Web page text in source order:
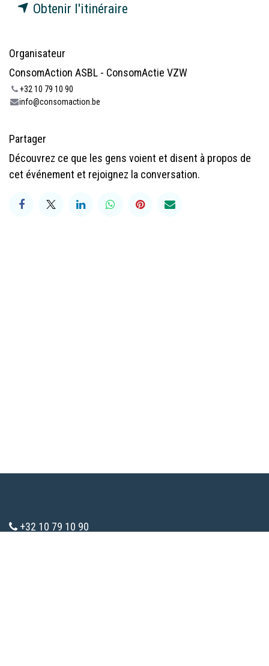
Obtenir l'itinéraire
Organisateur
ConsomAction ASBL - ConsomActie VZW
+32 10 79 10 90
info@consomaction.be
Partager
Découvrez ce que les gens voient et disent à propos de
cet événement et rejoignez la conversation.
+32 10 79 10 90